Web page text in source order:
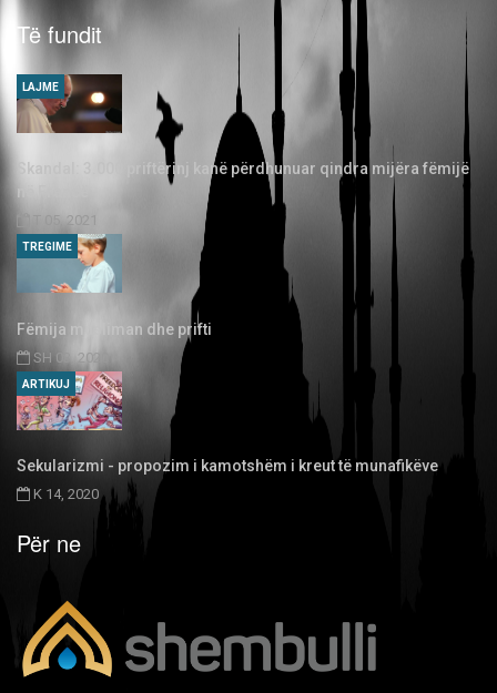
Të fundit
Skandal: 3.000 priftërinj kanë përdhunuar qindra mijëra fëmijë
T 05, 2021
LAJME
Fëmija musliman dhe prifti
SH 03, 2020
TREGIME
Sekularizmi - propozim i kamotshëm i kreut të munafikëve
K 14, 2020
ARTIKUJ
Për ne